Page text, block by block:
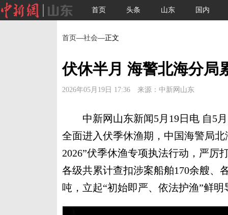
首页 头条 山东 国内
首页—社会—正文
伏休半月 海警北海分局
2026年05月19日 17:36 来源：中新网山东
中新网山东新闻5月19日电 自5月
全面进入伏季休渔期，中国海警局
2026”伏季休渔专项执法行动，严厉
各级共累计查扣涉案船舶170余艘、
吨，立起“初始即严、依法护渔”鲜明